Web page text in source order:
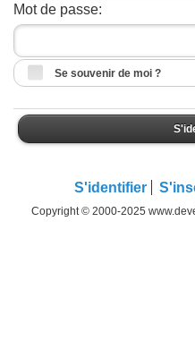
Mot de passe:
Se souvenir de moi ?
S'identifier
Copyright © 2000-2025